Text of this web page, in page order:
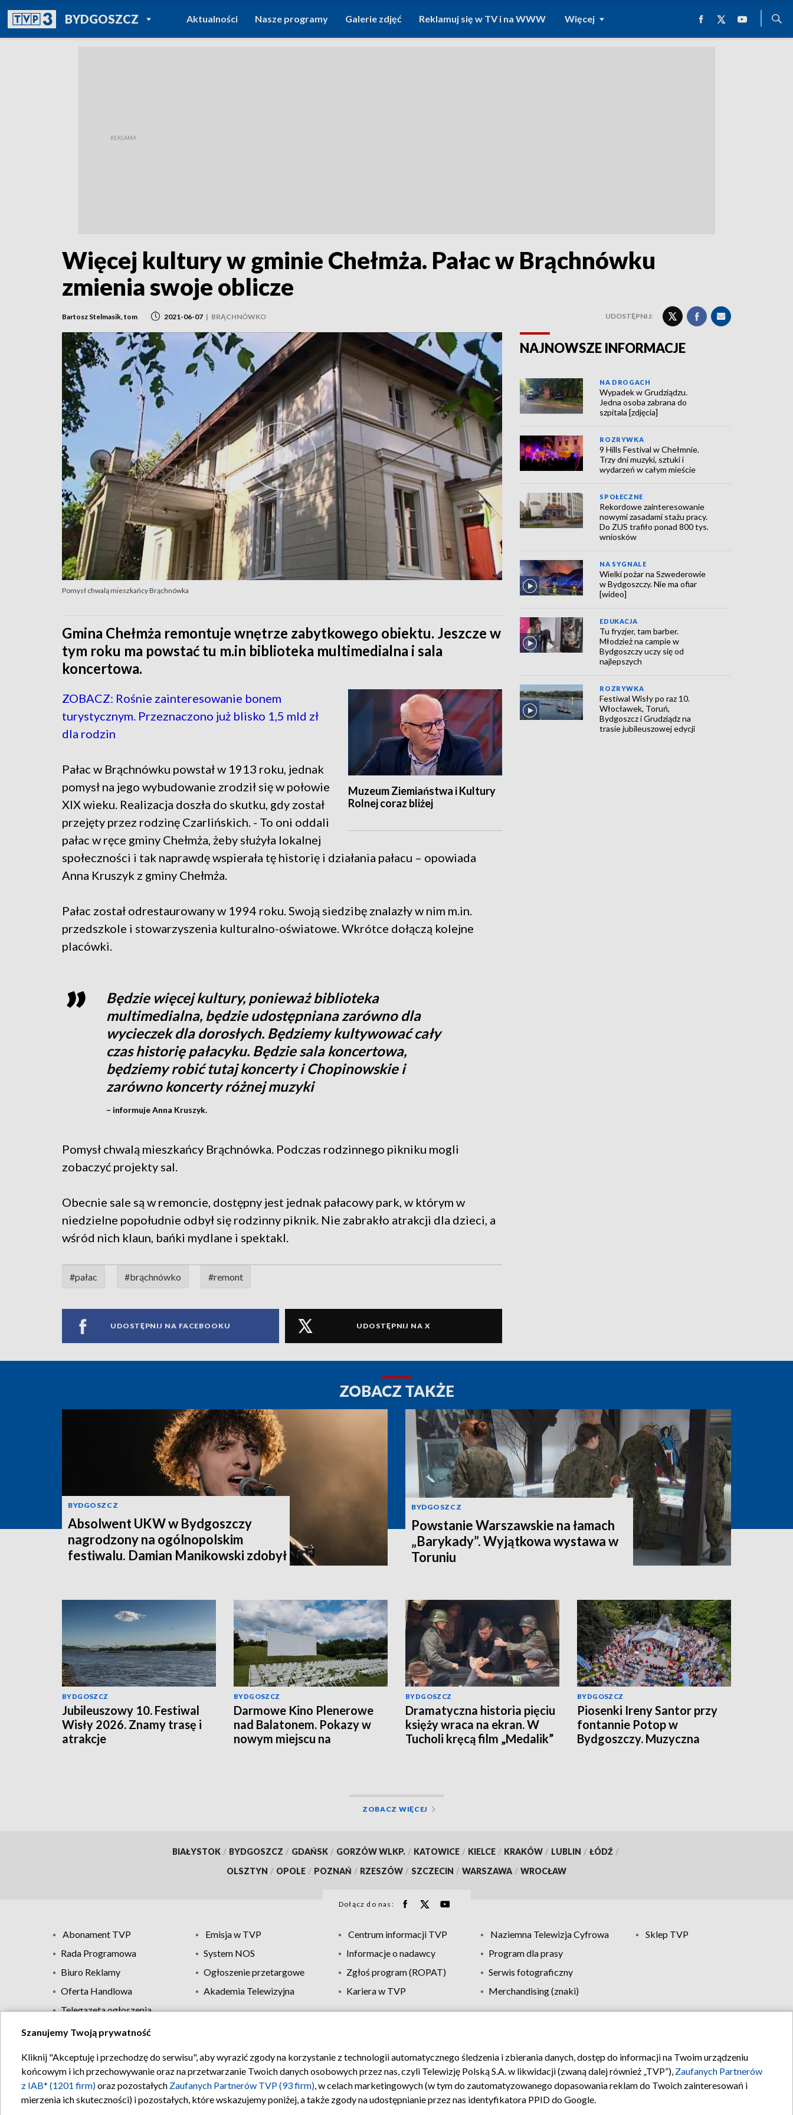
BYDGOSZCZPOWRÓT DO
TVP REGIONY
Aktualności Nasze programy Galerie zdjęć Reklamuj się w TV i na WWW Więcej
Więcej kultury w gminie Chełmża. Pałac w Brąchnówku
zmienia swoje oblicze
Bartosz Stelmasik, tom 2021-06-07 | BRĄCHNÓWKO UDOSTĘPNIJ:
Pomysł chwalą mieszkańcy Brąchnówka
Gmina Chełmża remontuje wnętrze zabytkowego obiektu. Jeszcze w
tym roku ma powstać tu m.in biblioteka multimedialna i sala
koncertowa.
Muzeum Ziemiaństwa i Kultury
Rolnej coraz bliżej
ZOBACZ: Rośnie zainteresowanie bonem
turystycznym. Przeznaczono już blisko 1,5 mld zł
dla rodzin
Pałac w Brąchnówku powstał w 1913 roku, jednak
pomysł na jego wybudowanie zrodził się w połowie
XIX wieku. Realizacja doszła do skutku, gdy został
przejęty przez rodzinę Czarlińskich. - To oni oddali
pałac w ręce gminy Chełmża, żeby służyła lokalnej
społeczności i tak naprawdę wspierała tę historię i działania pałacu – opowiada
Anna Kruszyk z gminy Chełmża.
Pałac został odrestaurowany w 1994 roku. Swoją siedzibę znalazły w nim m.in.
przedszkole i stowarzyszenia kulturalno-oświatowe. Wkrótce dołączą kolejne
placówki.
Będzie więcej kultury, ponieważ biblioteka
multimedialna, będzie udostępniana zarówno dla
wycieczek dla dorosłych. Będziemy kultywować cały
czas historię pałacyku. Będzie sala koncertowa,
będziemy robić tutaj koncerty i Chopinowskie i
zarówno koncerty różnej muzyki
– informuje Anna Kruszyk.
Pomysł chwalą mieszkańcy Brąchnówka. Podczas rodzinnego pikniku mogli
zobaczyć projekty sal.
Obecnie sale są w remoncie, dostępny jest jednak pałacowy park, w którym w
niedzielne popołudnie odbył się rodzinny piknik. Nie zabrakło atrakcji dla dzieci, a
wśród nich klaun, bańki mydlane i spektakl.
#pałac #brąchnówko #remont
UDOSTĘPNIJ NA FACEBOOKU UDOSTĘPNIJ NA X
NAJNOWSZE INFORMACJE
NA DROGACH
Wypadek w Grudziądzu.
Jedna osoba zabrana do
szpitala [zdjęcia]
ROZRYWKA
9 Hills Festival w Chełmnie.
Trzy dni muzyki, sztuki i
wydarzeń w całym mieście
SPOŁECZNE
Rekordowe zainteresowanie
nowymi zasadami stażu pracy.
Do ZUS trafiło ponad 800 tys.
wniosków
NA SYGNALE
Wielki pożar na Szwederowie
w Bydgoszczy. Nie ma ofiar
[wideo]
EDUKACJA
Tu fryzjer, tam barber.
Młodzież na campie w
Bydgoszczy uczy się od
najlepszych
ROZRYWKA
Festiwal Wisły po raz 10.
Włocławek, Toruń,
Bydgoszcz i Grudziądz na
trasie jubileuszowej edycji
ZOBACZ TAKŻE
BYDGOSZCZ
Absolwent UKW w Bydgoszczy
nagrodzony na ogólnopolskim
festiwalu. Damian Manikowski zdobył
BYDGOSZCZ
Powstanie Warszawskie na łamach
„Barykady”. Wyjątkowa wystawa w
Toruniu
BYDGOSZCZ
Jubileuszowy 10. Festiwal
Wisły 2026. Znamy trasę i
atrakcje
BYDGOSZCZ
Darmowe Kino Plenerowe
nad Balatonem. Pokazy w
nowym miejscu na
BYDGOSZCZ
Dramatyczna historia pięciu
księży wraca na ekran. W
Tucholi kręcą film „Medalik”
BYDGOSZCZ
Piosenki Ireny Santor przy
fontannie Potop w
Bydgoszczy. Muzyczna
ZOBACZ WIĘCEJ
BIAŁYSTOK / BYDGOSZCZ / GDAŃSK / GORZÓW WLKP. / KATOWICE / KIELCE / KRAKÓW / LUBLIN / ŁÓDŹ /
OLSZTYN / OPOLE / POZNAŃ / RZESZÓW / SZCZECIN / WARSZAWA / WROCŁAW
Dołącz do nas:
Abonament TVP Emisja w TVP Centrum informacji TVP Naziemna Telewizja Cyfrowa
Sklep TVP
Rada Programowa
System NOS Informacje o nadawcy
Program dla prasy
Biuro Reklamy
Ogłoszenie przetargowe Zgłoś program (ROPAT)
Serwis fotograficzny
Oferta Handlowa
Akademia Telewizyjna Kariera w TVP
Merchandising (znaki)
Telegazeta ogłoszenia
Regulamin TVP Polityka prywatności Moje zgody Pomoc Biuro reklamy Kontakt
Szanujemy Twoją prywatność
Kliknij "Akceptuję i przechodzę do serwisu", aby wyrazić zgody na korzystanie z technologii automatycznego śledzenia i zbierania danych, dostęp do informacji na Twoim urządzeniu
końcowym i ich przechowywanie oraz na przetwarzanie Twoich danych osobowych przez nas, czyli Telewizję Polską S.A. w likwidacji (zwaną dalej również „TVP”), Zaufanych Partnerów
z IAB* (1201 firm)oraz pozostałych Zaufanych Partnerów TVP (93 firm), w celach marketingowych (w tym do zautomatyzowanego dopasowania reklam do Twoich zainteresowań i
mierzenia ich skuteczności) i pozostałych, które wskazujemy poniżej, a także zgody na udostępnianie przez nas identyfikatora PPID do Google.